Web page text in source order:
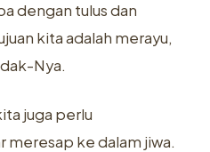
dengan tulus dan
kita adalah merayu,
Nya.
juga perlu
meresap ke dalam jiwa.